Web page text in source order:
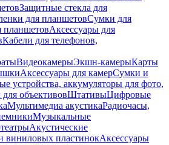
Защитные стекла для
для планшетовСумки для
планшетовАксессуары для
Кабели для телефонов,
ВидеокамерыЭкшн-камерыКарты
Аксессуары для камерСумки и
устройства, аккумуляторы для фото,
объективовШтативыЦифровые
Мультимедиа акустикаРадиочасы,
Музыкальные
Акустические
виниловых пластинокАксессуары